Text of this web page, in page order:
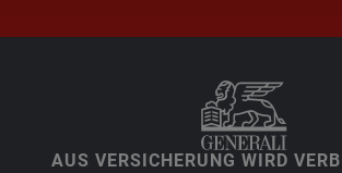
AUS VERSICHERUNG WIRD